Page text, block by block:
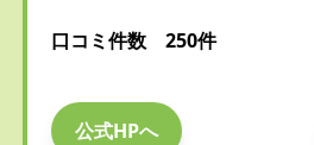
口コミ件数 250件
公式HPへ